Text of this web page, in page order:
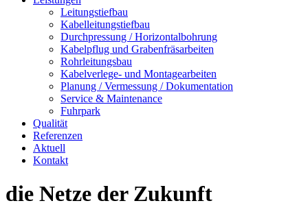
Leitungstiefbau
Kabelleitungstiefbau
Durchpressung / Horizontalbohrung
Kabelpflug und Grabenfräsarbeiten
Rohrleitungsbau
Kabelverlege- und Montagearbeiten
Planung / Vermessung / Dokumentation
Service & Maintenance
Fuhrpark
Qualität
Referenzen
Aktuell
Kontakt
die Netze der Zukunft